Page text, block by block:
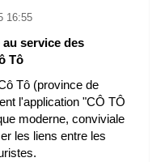
16:55
service des
Tô
Tô (province de
l'application "CÔ TÔ
moderne, conviviale
les liens entre les